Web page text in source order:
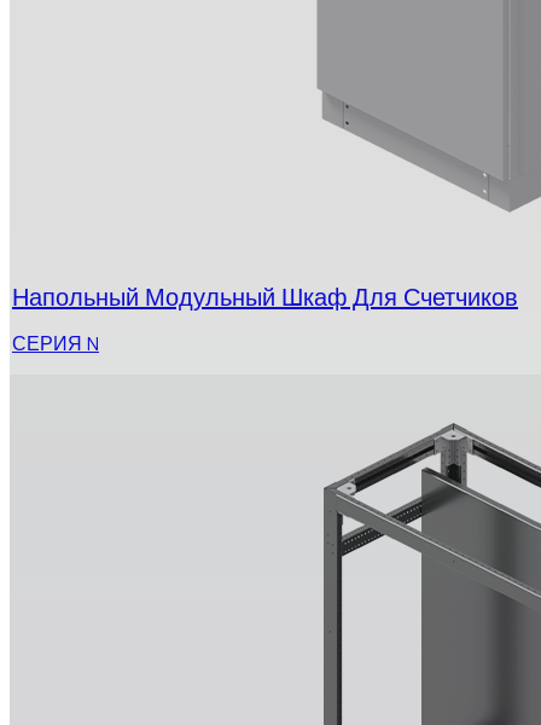
Напольный Модульный Шкаф Для Счетчиков
СЕРИЯ N